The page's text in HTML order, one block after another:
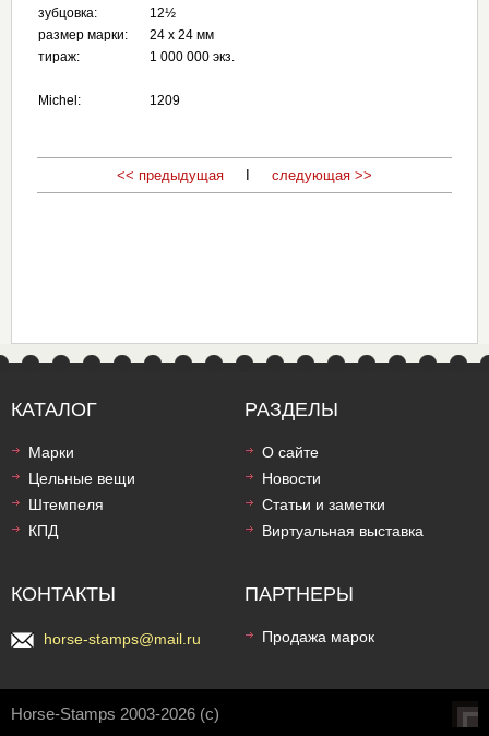
зубцовка:
12½
размер марки:
24 х 24 мм
тираж:
1 000 000 экз.
Michel: 1209
<< предыдущая следующая >>
КАТАЛОГ
Марки
Цельные вещи
Штемпеля
КПД
РАЗДЕЛЫ
О сайте
Новости
Статьи и заметки
Виртуальная выставка
КОНТАКТЫ
horse-stamps@mail.ru
ПАРТНЕРЫ
Продажа марок
Horse-Stamps 2003-2026 (c)